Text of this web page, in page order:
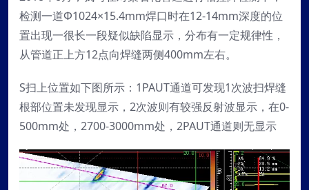
检测一道Ф1024×15.4mm焊口时在12-14mm深度的位
置出现一很长一段疑似缺陷显示，分布有一定规律性，
从管道正上方12点向焊缝两侧400mm左右。
S扫上位置如下图所示：1PAUT通道可发现1次波扫焊缝
根部位置未发现显示，2次波则有较强反射波显示，在0-
500mm处，2700-3000mm处，2PAUT通道则无显示